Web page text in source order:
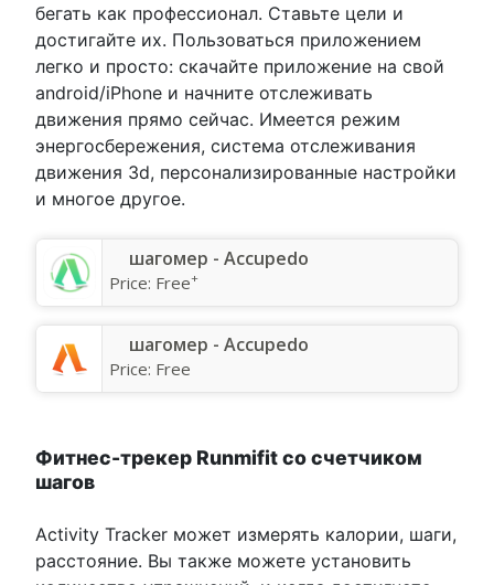
бегать как профессионал. Ставьте цели и
достигайте их. Пользоваться приложением
легко и просто: скачайте приложение на свой
android/iPhone и начните отслеживать
движения прямо сейчас. Имеется режим
энергосбережения, система отслеживания
движения 3d, персонализированные настройки
и многое другое.
шагомер - Accupedo
Price: Free+
шагомер - Accupedo
Price: Free
Фитнес-трекер Runmifit со счетчиком
шагов
Activity Tracker может измерять калории, шаги,
расстояние. Вы также можете установить